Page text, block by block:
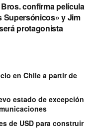
confirma película
Supersónicos» y Jim
protagonista
en Chile a partir de
estado de excepción
de USD para construir